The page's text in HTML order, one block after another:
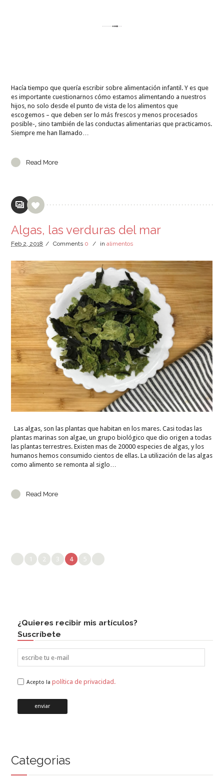
Hacía tiempo que quería escribir sobre alimentación infantil. Y es que
es importante cuestionarnos cómo estamos alimentando a nuestros
hijos, no solo desde el punto de vista de los alimentos que
escogemos – que deben ser lo más frescos y menos procesados
posible-, sino también de las conductas alimentarias que practicamos.
Siempre me han llamado…
Read More
Algas, las verduras del mar
Feb 2, 2018 / Comments 0 / inalimentos
Las algas, son las plantas que habitan en los mares. Casi todas las
plantas marinas son algae, un grupo biológico que dio origen a todas
las plantas terrestres. Existen mas de 20000 especies de algas, y los
humanos hemos consumido cientos de ellas. La utilización de las algas
como alimento se remonta al siglo…
Read More
1 2 3 4 5
¿Quieres recibir mis artículos?
Suscríbete
Acepto la política de privacidad.
Categorias